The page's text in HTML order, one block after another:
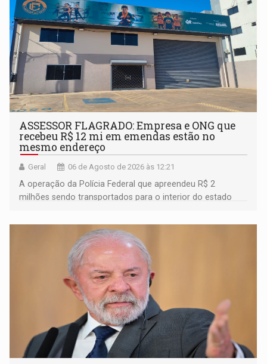
ASSESSOR FLAGRADO: Empresa e ONG que
recebeu R$ 12 mi em emendas estão no
mesmo endereço
Geral 06 de Agosto de 2026 às 12:21
A operação da Polícia Federal que apreendeu R$ 2
milhões sendo transportados para o interior do estado
ligação do suspeito com um deputado federal do União
Brasil por Rondônia